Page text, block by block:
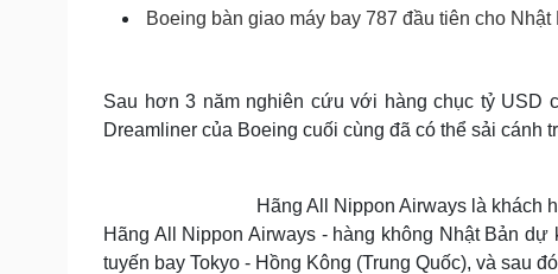
Tin nóng
Việt Nam
Sức khỏe
Nhi khoa
Nam khoa
Đời sống
Tình yêu - Gia đình
Boeing bàn giao máy bay 787 đầu tiên cho Nhật
Sau hơn 3 năm nghiên cứu với hàng chục tỷ USD
Dreamliner của Boeing cuối cùng đã có thể sải cánh
Hãng All Nippon Airways là khách
Hãng All Nippon Airways - hàng không Nhật Bản
tuyến bay Tokyo - Hồng Kông (Trung Quốc), và sau